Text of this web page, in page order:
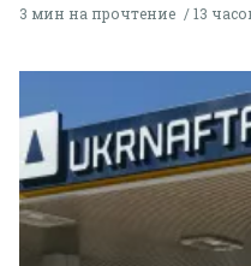
3 мин на прочтение 13